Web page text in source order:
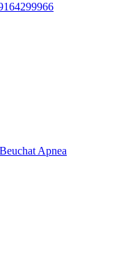
Apnea